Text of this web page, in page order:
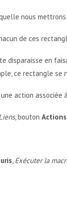
nous
de ces
disparaisse en
ce rectangle se
action
, bouton Actions
Exécuter la